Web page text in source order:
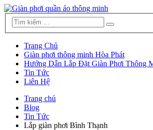
Trang Chủ
Giàn phơi thông minh Hòa Phát
Hướng Dẫn Lắp Đặt Giàn Phơi Thông
Tin Tức
Liên Hệ
Trang chủ
Blog
Tin Tức
Lắp giàn phơi Bình Thạnh